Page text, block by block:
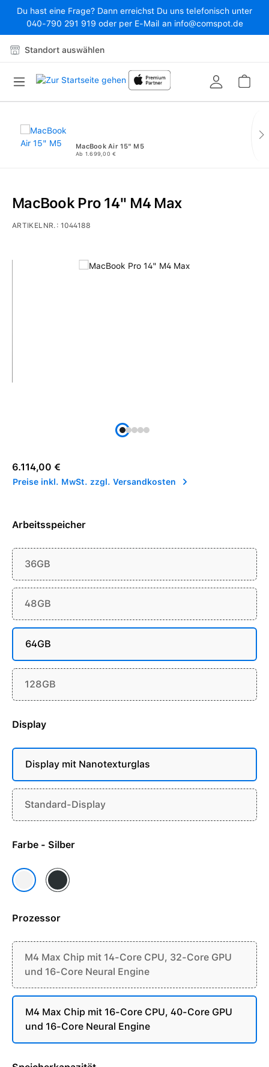
Zum Hauptinhalt springen
Du hast eine Frage? Dann erreichst Du uns telefonisch unter
040-790 291 919 oder per E-Mail an info@comspot.de
Standort auswählen
MacBook Air 15" M5
Ab 1.699,00 €
Bildergalerie überspringen
MacBook Pro 14" M4 Max
ARTIKELNR.:1044188
Regulärer Preis:
6.114,00 €
Preise inkl. MwSt. zzgl. Versandkosten
Arbeitsspeicher
36GB
48GB
64GB
128GB
Display
Display mit Nanotexturglas
Standard-Display
Farbe - Silber
Silber Space Schwarz
Prozessor
M4 Max Chip mit 14-Core CPU, 32-Core GPU
und 16-Core Neural Engine
M4 Max Chip mit 16-Core CPU, 40-Core GPU
und 16-Core Neural Engine